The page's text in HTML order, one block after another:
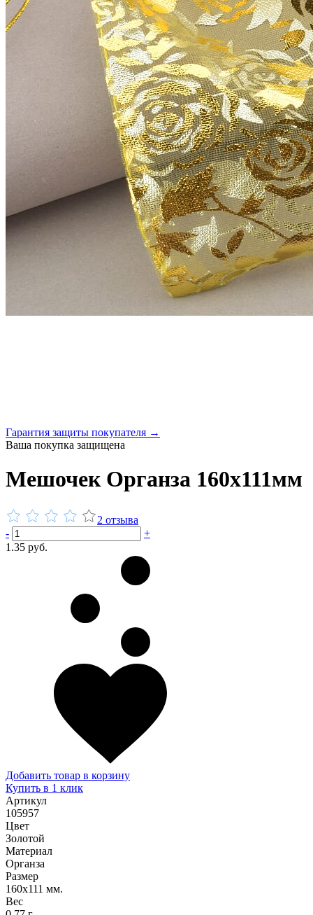
Гарантия защиты покупателя →
Ваша покупка защищена
Мешочек Органза 160x111мм
2 отзыва
-
+
1.35 руб.
Добавить товар в корзину
Купить в 1 клик
Артикул
105957
Цвет
Золотой
Материал
Органза
Размер
160х111 мм.
Вес